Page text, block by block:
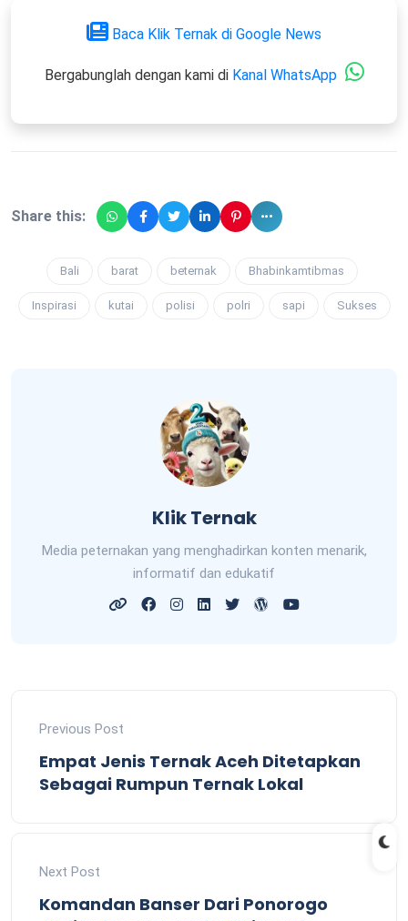
Baca Klik Ternak di Google News
Bergabunglah dengan kami di Kanal WhatsApp
Share this:
Bali barat beternak Bhabinkamtibmas
Inspirasi kutai polisi polri sapi Sukses
Klik Ternak
Media peternakan yang menghadirkan konten menarik,
informatif dan edukatif
Previous Post
Empat Jenis Ternak Aceh Ditetapkan
Sebagai Rumpun Ternak Lokal
Next Post
Komandan Banser Dari Ponorogo